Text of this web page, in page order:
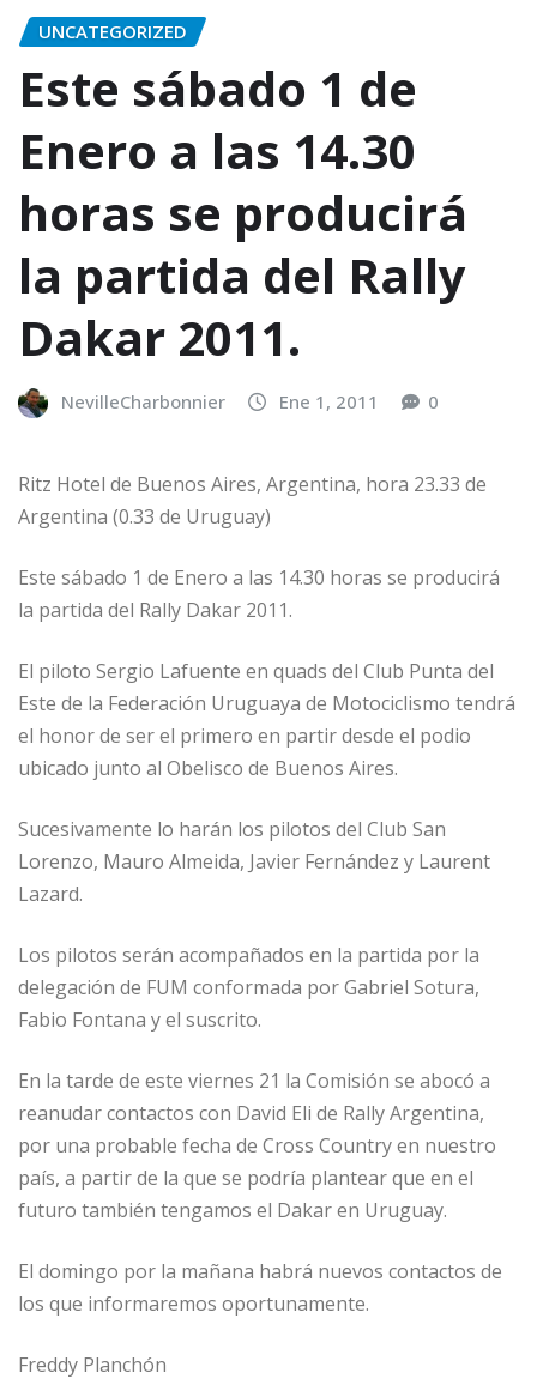
UNCATEGORIZED
Este sábado 1 de
Enero a las 14.30
horas se producirá
la partida del Rally
Dakar 2011.
NevilleCharbonnier Ene 1, 2011 0
Ritz Hotel de Buenos Aires, Argentina, hora 23.33 de
Argentina (0.33 de Uruguay)
Este sábado 1 de Enero a las 14.30 horas se producirá
la partida del Rally Dakar 2011.
El piloto Sergio Lafuente en quads del Club Punta del
Este de la Federación Uruguaya de Motociclismo tendrá
el honor de ser el primero en partir desde el podio
ubicado junto al Obelisco de Buenos Aires.
Sucesivamente lo harán los pilotos del Club San
Lorenzo, Mauro Almeida, Javier Fernández y Laurent
Lazard.
Los pilotos serán acompañados en la partida por la
delegación de FUM conformada por Gabriel Sotura,
Fabio Fontana y el suscrito.
En la tarde de este viernes 21 la Comisión se abocó a
reanudar contactos con David Eli de Rally Argentina,
por una probable fecha de Cross Country en nuestro
país, a partir de la que se podría plantear que en el
futuro también tengamos el Dakar en Uruguay.
El domingo por la mañana habrá nuevos contactos de
los que informaremos oportunamente.
Freddy Planchón